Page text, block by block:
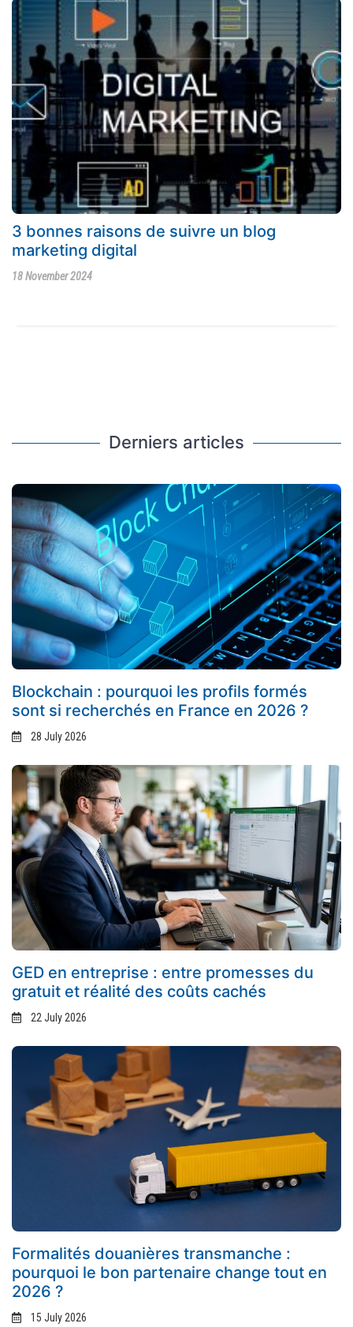
3 bonnes raisons de suivre un blog
marketing digital
18 November 2024
Derniers articles
Blockchain : pourquoi les profils formés
sont si recherchés en France en 2026 ?
28 July 2026
GED en entreprise : entre promesses du
gratuit et réalité des coûts cachés
22 July 2026
Formalités douanières transmanche :
pourquoi le bon partenaire change tout en
2026 ?
15 July 2026